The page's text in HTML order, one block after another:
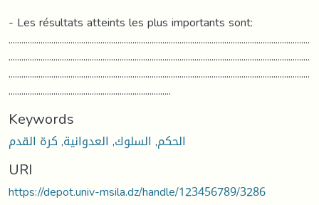
- Les résultats atteints les plus importants sont:
.............................................................................................................................................
.............................................................................................................................................
.............................................................................................................................................
............................................................................
Keywords
الحكم, السلوك, العدوانية,كرة القدم
URI
https://depot.univ-msila.dz/handle/123456789/3286